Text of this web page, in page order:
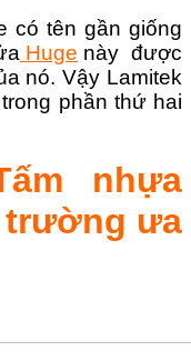
có tên gần giống
Huge này được
nó. Vậy Lamitek
phần thứ hai
nhựa
ưa